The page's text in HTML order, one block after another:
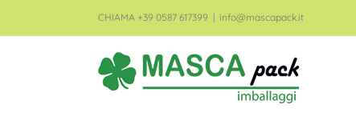
CHIAMA +39 0587 617399 | info@mascapack.it